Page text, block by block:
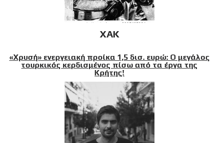
XAK
«Χρυσή» ενεργειακή προίκα 1,5 δισ. ευρώ: Ο μεγάλος
τουρκικός κερδισμένος πίσω από τα έργα της
Κρήτης!